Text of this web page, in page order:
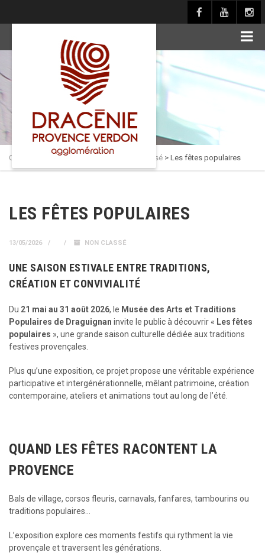
Culture en Dracénie Non classé > Les fêtes populaires
LES FÊTES POPULAIRES
13/05/2026 NON CLASSÉ
UNE SAISON ESTIVALE ENTRE TRADITIONS,
CRÉATION ET CONVIVIALITÉ
Du 21 mai au 31 août 2026, le Musée des Arts et Traditions
Populaires de Draguignan invite le public à découvrir « Les fêtes
populaires », une grande saison culturelle dédiée aux traditions
festives provençales.
Plus qu’une exposition, ce projet propose une véritable expérience
participative et intergénérationnelle, mêlant patrimoine, création
contemporaine, ateliers et animations tout au long de l’été.
QUAND LES FÊTES RACONTENT LA
PROVENCE
Bals de village, corsos fleuris, carnavals, fanfares, tambourins ou
traditions populaires…
L’exposition explore ces moments festifs qui rythment la vie
provençale et traversent les générations.